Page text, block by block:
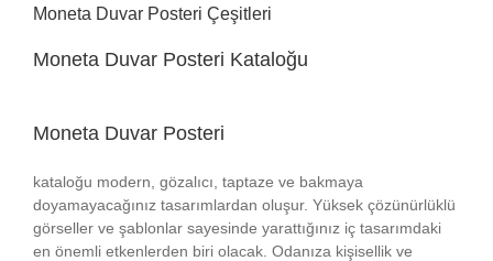
Moneta Duvar Posteri Çeşitleri
Moneta Duvar Posteri Kataloğu
Moneta Duvar Posteri
kataloğu modern, gözalıcı, taptaze ve bakmaya
doyamayacağınız tasarımlardan oluşur. Yüksek çözünürlüklü
görseller ve şablonlar sayesinde yarattığınız iç tasarımdaki
en önemli etkenlerden biri olacak. Odanıza kişisellik ve